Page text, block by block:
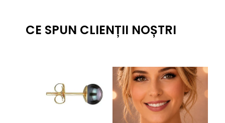
CE SPUN CLIENȚII NOȘTRI